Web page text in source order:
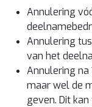
Annulering
Annulering
van het
Annulering na
maar wel de
geven. Dit